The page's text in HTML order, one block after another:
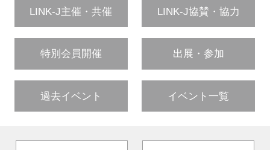
LINK-J主催・共催 LINK-J協賛・協力
特別会員開催 出展・参加
過去イベント イベント一覧